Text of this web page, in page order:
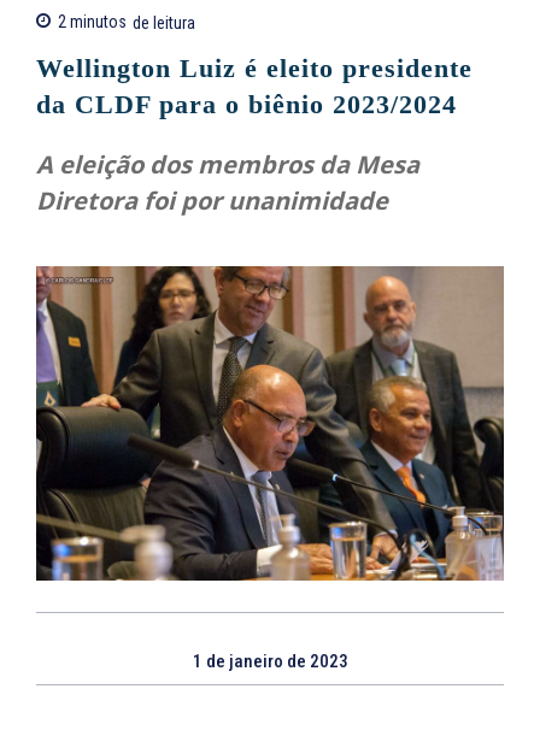
2minutos de leitura
Wellington Luiz é eleito presidente
da CLDF para o biênio 2023/2024
A eleição dos membros da Mesa
Diretora foi por unanimidade
1 de janeiro de 2023